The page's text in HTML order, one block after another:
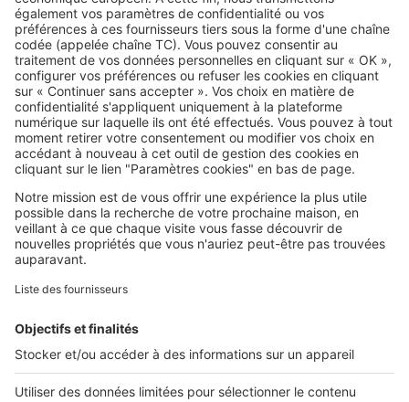
SeLoger c'est aussi
Retrouvez-nous sur ...